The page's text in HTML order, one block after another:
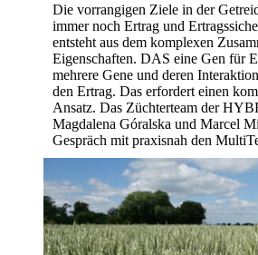
Die vorrangigen Ziele in der
immer noch Ertrag und
entsteht aus dem komplexen
Eigenschaften. DAS eine Gen für
mehrere Gene und deren
den Ertrag. Das erfordert einen
Ansatz. Das Züchterteam der
Magdalena Góralska und Marcel
Gespräch mit praxisnah den